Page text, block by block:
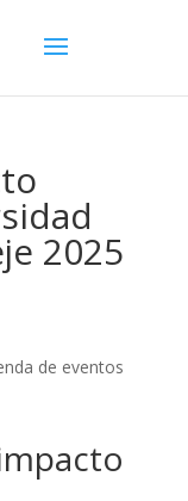
2025
de eventos